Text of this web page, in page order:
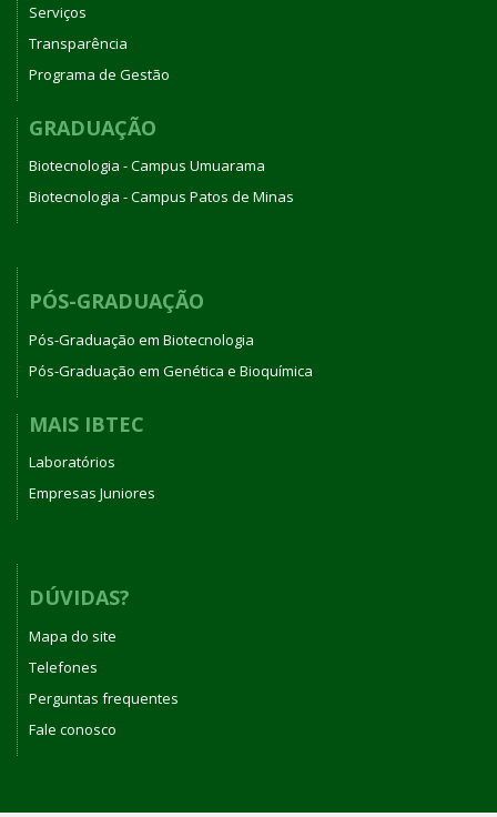
Serviços
Transparência
Programa de Gestão
GRADUAÇÃO
Biotecnologia - Campus Umuarama
Biotecnologia - Campus Patos de Minas
PÓS-GRADUAÇÃO
Pós-Graduação em Biotecnologia
Pós-Graduação em Genética e Bioquímica
MAIS IBTEC
Laboratórios
Empresas Juniores
DÚVIDAS?
Mapa do site
Telefones
Perguntas frequentes
Fale conosco